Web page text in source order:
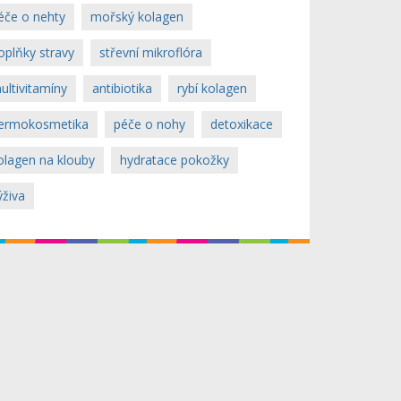
o nehty mořský kolagen
stravy střevní mikroflóra
antibiotika rybí kolagen
péče o nohy detoxikace
na klouby hydratace pokožky